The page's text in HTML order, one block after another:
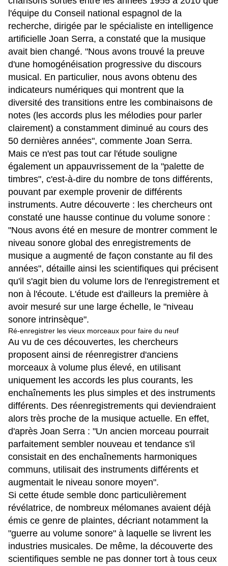
l'équipe du Conseil national espagnol de la
recherche, dirigée par le spécialiste en intelligence
artificielle Joan Serra, a constaté que la musique
avait bien changé. "Nous avons trouvé la preuve
d'une homogénéisation progressive du discours
musical. En particulier, nous avons obtenu des
indicateurs numériques qui montrent que la
diversité des transitions entre les combinaisons de
notes (les accords plus les mélodies pour parler
clairement) a constamment diminué au cours des
50 dernières années", commente Joan Serra.
Mais ce n'est pas tout car l'étude souligne
également un appauvrissement de la "palette de
timbres", c'est-à-dire du nombre de tons différents,
pouvant par exemple provenir de différents
instruments. Autre découverte : les chercheurs ont
constaté une hausse continue du volume sonore :
"Nous avons été en mesure de montrer comment le
niveau sonore global des enregistrements de
musique a augmenté de façon constante au fil des
années", détaille ainsi les scientifiques qui précisent
qu'il s'agit bien du volume lors de l'enregistrement et
non à l'écoute. L'étude est d'ailleurs la première à
avoir mesuré sur une large échelle, le "niveau
sonore intrinsèque".
Ré-enregistrer les vieux morceaux pour faire du neuf
Au vu de ces découvertes, les chercheurs
proposent ainsi de réenregistrer d'anciens
morceaux à volume plus élevé, en utilisant
uniquement les accords les plus courants, les
enchaînements les plus simples et des instruments
différents. Des réenregistrements qui deviendraient
alors très proche de la musique actuelle. En effet,
d'après Joan Serra : "Un ancien morceau pourrait
parfaitement sembler nouveau et tendance s'il
consistait en des enchaînements harmoniques
communs, utilisait des instruments différents et
augmentait le niveau sonore moyen".
Si cette étude semble donc particulièrement
révélatrice, de nombreux mélomanes avaient déjà
émis ce genre de plaintes, décriant notamment la
"guerre au volume sonore" à laquelle se livrent les
industries musicales. De même, la découverte des
scientifiques semble ne pas donner tort à tous ceux